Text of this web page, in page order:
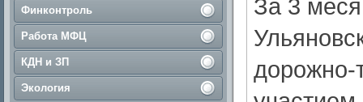
Финконтроль
Работа МФЦ
КДН и ЗП
Экология
За 3
дорожно-